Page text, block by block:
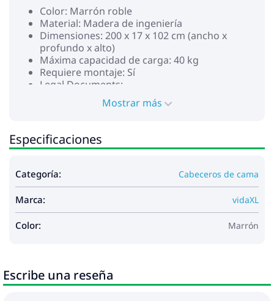
Color: Marrón roble
Material: Madera de ingeniería
Dimensiones: 200 x 17 x 102 cm (ancho x
profundo x alto)
Máxima capacidad de carga: 40 kg
Requiere montaje: Sí
Legal Documents:
Puedes encontrar más detalles sobre cómo
evitar que los muebles se vuelquen
roto, rasgado o falta. Este producto funciona con CC
de 5 V, pero la fuente de alimentación USB
puede causar sobrecalentamiento y puede provocar
daños al dispositivo y el riesgo potencial de
sobrecalentamiento e incendio.
Mostrar más
Especificaciones
Categoría: Cabeceros de cama
Marca: vidaXL
Color: Marrón
Escribe una reseña